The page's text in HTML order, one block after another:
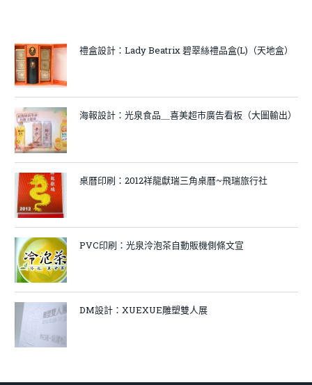
禮盒設計：Lady Beatrix 碧翠絲禮品盒(L)（天地盒）
海報設計：光泉食品＿喜美超市廣告看板（大圖輸出）
桌曆印刷：2012祥龍獻瑞三角桌曆~飛瑞旅行社
PVC印刷：光泉泠泡茶自動販機側條文宣
DM設計：XUEXUE雕塑雙人展